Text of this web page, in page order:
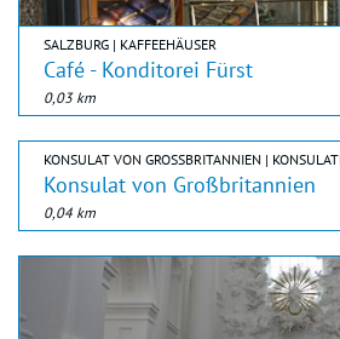
SALZBURG | KAFFEEHÄUSER
Café - Konditorei Fürst
0,03 km
KONSULAT VON GROSSBRITANNIEN | KONSULATE
Konsulat von Großbritannien
0,04 km